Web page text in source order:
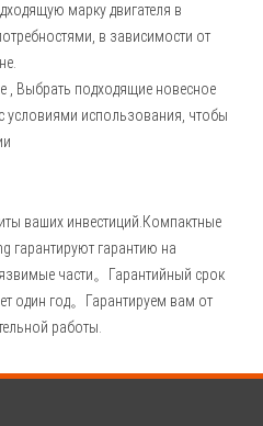
марку двигателя в
в зависимости от
, Выбрать подходящие новесное
условиями использования, чтобы
ваших инвестиций.Компактные
гарантируют гарантию на
части。Гарантийный срок
один год。Гарантируем вам от
работы.